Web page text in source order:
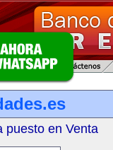
puesto en Venta